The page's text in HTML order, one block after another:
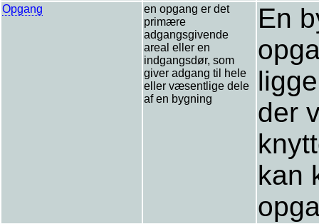
Opgang
en opgang er det
primære
adgangsgivende
areal eller en
indgangsdør, som
giver adgang til hele
eller væsentlige dele
af en bygning
En
der
kan